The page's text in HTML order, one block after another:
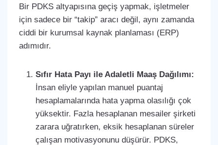
Bir PDKS altyapısına geçiş yapmak, işletmeler
için sadece bir “takip” aracı değil, aynı zamanda
ciddi bir kurumsal kaynak planlaması (ERP)
adımıdır.
Sıfır Hata Payı ile Adaletli Maaş Dağılımı:
İnsan eliyle yapılan manuel puantaj
hesaplamalarında hata yapma olasılığı çok
yüksektir. Fazla hesaplanan mesailer şirketi
zarara uğratırken, eksik hesaplanan süreler
çalışan motivasyonunu düşürür. PDKS,